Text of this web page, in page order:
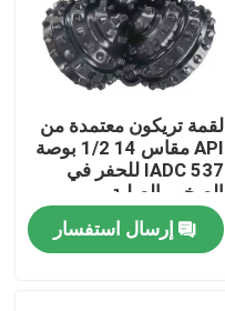
لقمة تريكون معتمدة من
API مقاس 14 1/2 بوصة
IADC 537 للحفر في
الصخور الصلبة
إرسال استفسار